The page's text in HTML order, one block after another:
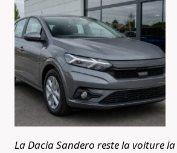
La Dacia Sandero reste la voiture